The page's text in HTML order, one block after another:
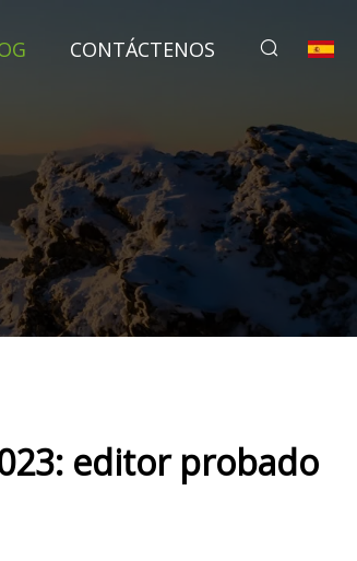
CONTÁCTENOS
editor probado